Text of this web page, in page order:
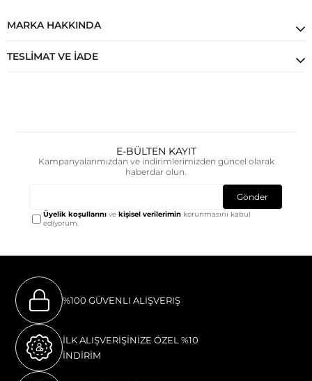
MARKA HAKKINDA
TESLIMAT VE İADE
E-BÜLTEN KAYIT
Kampanyalarımızdan ve indirimlerimizden güncel olarak
haberdar olun.
Gönder
Üyelik koşullarını vekişisel verilerimin korunmasını kabul
ediyorum.
%100 GÜVENLI ALIŞVERIŞ
İLK ALIŞVERİŞİNİZE ÖZEL %10
İNDİRİM